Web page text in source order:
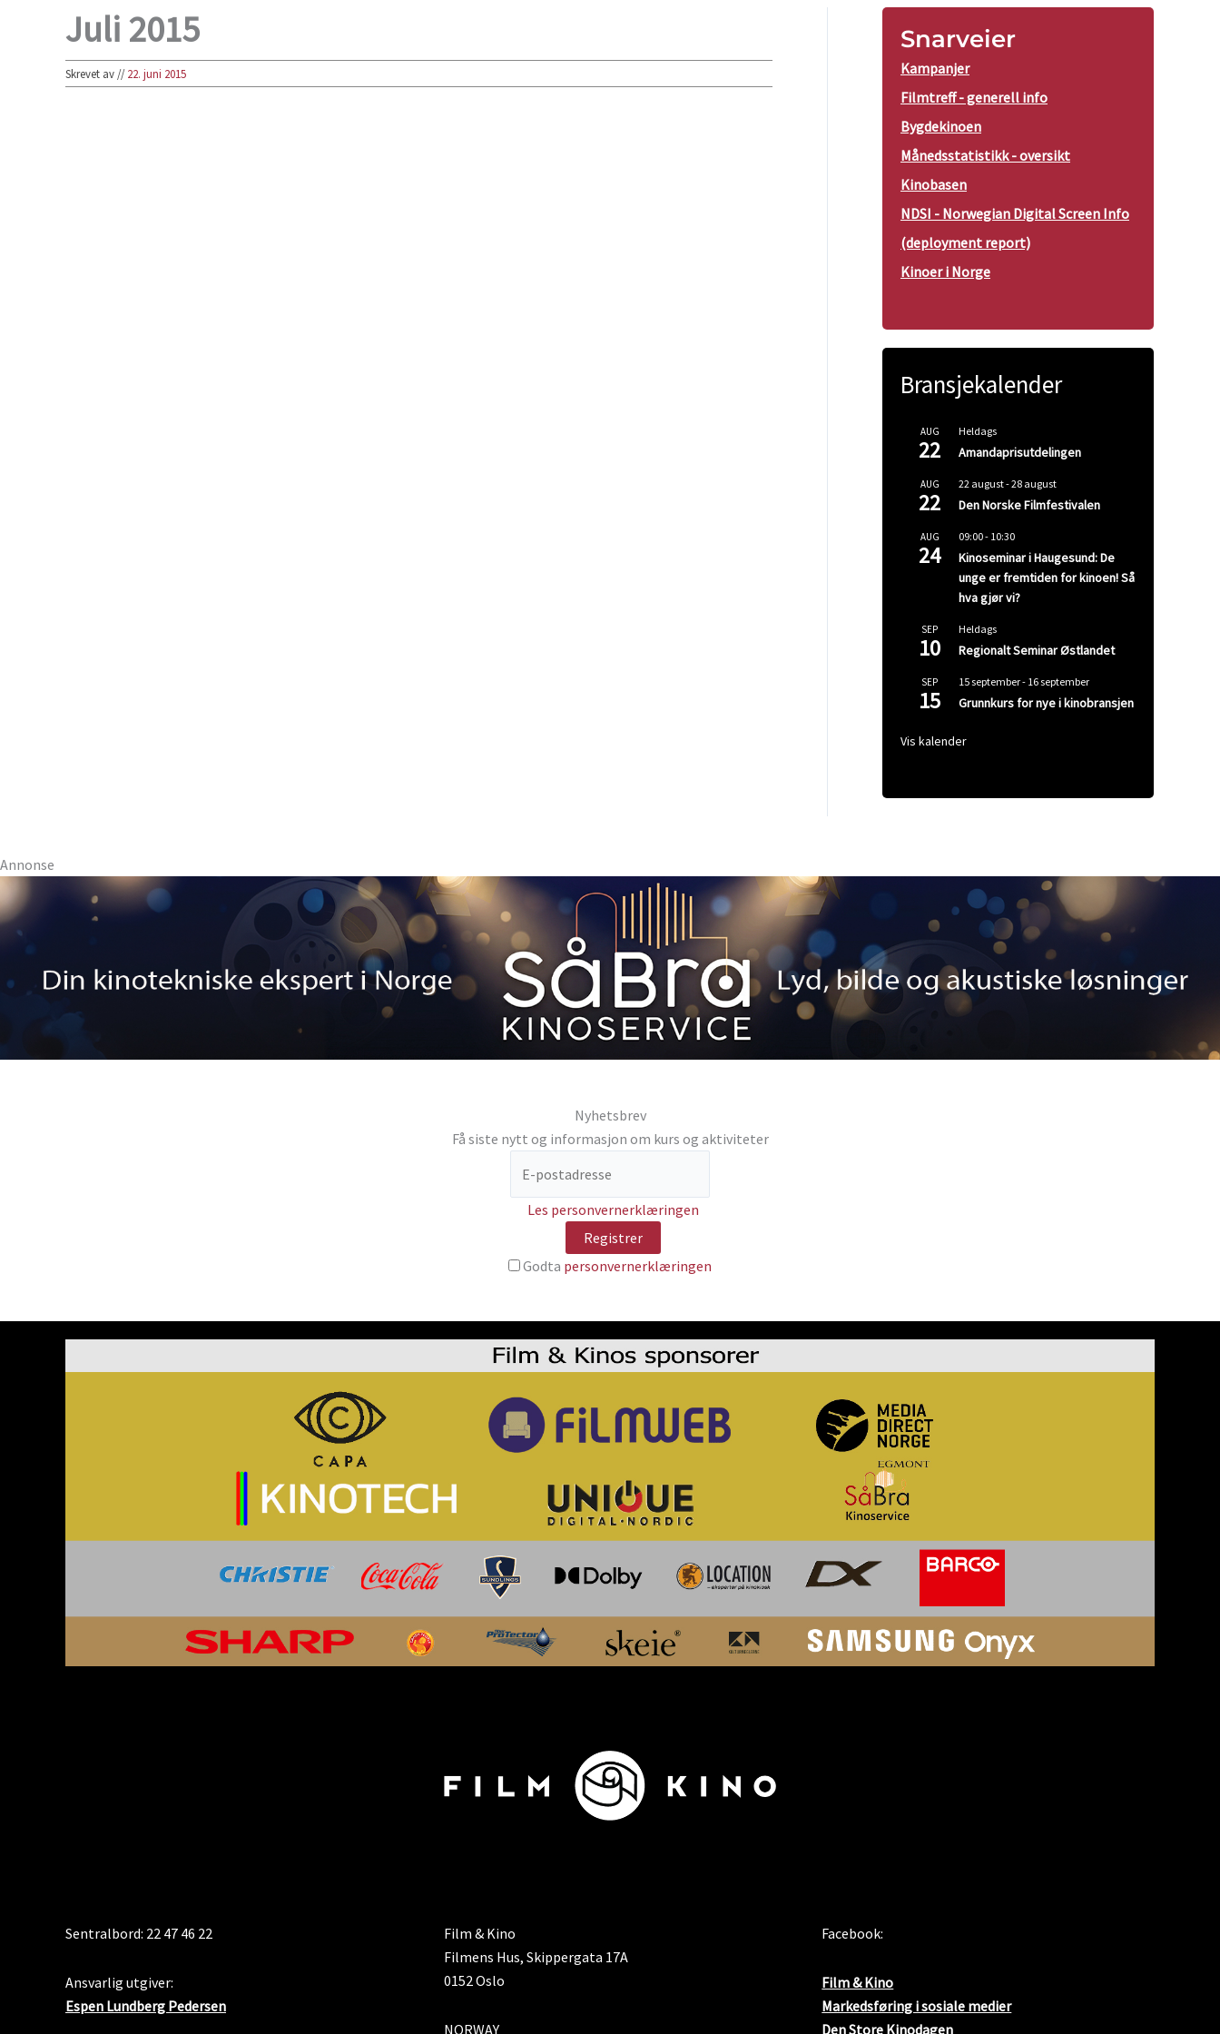
Juli 2015
Skrevet av//22. juni 2015
Snarveier
Kampanjer
Filmtreff - generell info
Bygdekinoen
Månedsstatistikk - oversikt
Kinobasen
NDSI - Norwegian Digital Screen Info
(deployment report)
Kinoer i Norge
Bransjekalender
AUG
22
Heldags
Amandaprisutdelingen
AUG
22
22 august-28 august
Den Norske Filmfestivalen
AUG
24
09:00- 10:30
Kinoseminar i Haugesund: De
unge er fremtiden for kinoen! Så
hva gjør vi?
SEP
10
Heldags
Regionalt Seminar Østlandet
SEP
15
15 september- 16 september
Grunnkurs for nye i kinobransjen
Vis kalender
Annonse
Nyhetsbrev
Få siste nytt og informasjon om kurs og aktiviteter
Les personvernerklæringen
Godta personvernerklæringen
Sentralbord: 22 47 46 22
Ansvarlig utgiver:
Espen Lundberg Pedersen
Film & Kino
Filmens Hus, Skippergata 17A
0152 Oslo
NORWAY
Facebook:
Film & Kino
Markedsføring i sosiale medier
Den Store Kinodagen